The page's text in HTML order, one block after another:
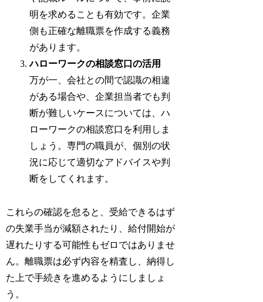
明を求めることも有効です。企業
側も正確な離職票を作成する義務
があります。
ハローワークの相談窓口の活用
万が一、会社との間で認識の相違
がある場合や、企業担当者でも判
断が難しいケースについては、ハ
ローワークの相談窓口を利用しま
しょう。専門の職員が、個別の状
況に応じて適切なアドバイスや判
断をしてくれます。
これらの確認を怠ると、受給できるはず
の失業手当が減額されたり、給付開始が
遅れたりする可能性もゼロではありませ
ん。離職票は必ず内容を精査し、納得し
た上で手続きを進めるようにしましょ
う。